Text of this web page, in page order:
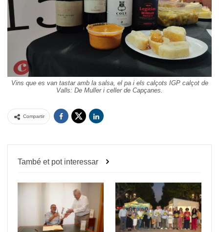
Vins que es van tastar amb la salsa, el pa i els calçots IGP calçot de
Valls: De Muller i celler de Capçanes.
Compartir
També et pot interessar